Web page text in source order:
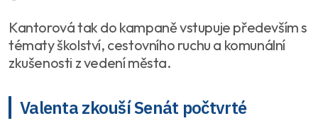
Kantorová tak do kampaně vstupuje především s
tématy školství, cestovního ruchu a komunální
zkušenosti z vedení města.
Valenta zkouší Senát počtvrté